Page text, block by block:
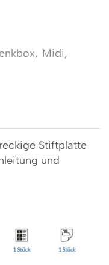
, Midi,
Stiftplatte
und